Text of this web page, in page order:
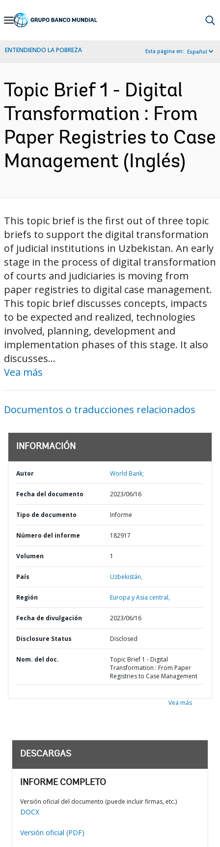
Skip
Navigation
ENTENDIENDO LA POBREZA Esta página en: Español
Topic Brief 1 - Digital
Transformation : From
Paper Registries to Case
Management (Inglés)
This topic brief is the first out of three topic
briefs to support the digital transformation
of judicial institutions in Uzbekistan. An early
stage in the process of digital transformation
of courts and judiciaries is moving from
paper registries to digital case management.
This topic brief discusses concepts, impacts
to be expected and realized, technologies
involved, planning, development and
implementation phases of this stage. It also
discusses...
Vea más
Documentos o traducciones relacionados
INFORMACIÓN
Autor World Bank;
Fecha del documento 2023/06/16
Tipo de documento Informe
Número del informe 182917
Volumen 1
País Uzbekistán,
Región Europa y Asia central,
Fecha de divulgación 2023/06/16
Disclosure Status Disclosed
Nom. del doc.
Topic Brief 1 - Digital
Transformation : From Paper
Registries to Case Management
Vea más
DESCARGAS
INFORME COMPLETO
Versión oficial del documento (puede incluir firmas, etc.)
DOCX
Versión oficial (PDF)